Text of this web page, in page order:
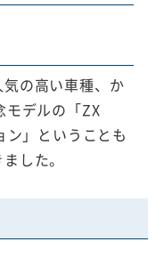
の高い車種、か
モデルの「ZX
」ということも
した。